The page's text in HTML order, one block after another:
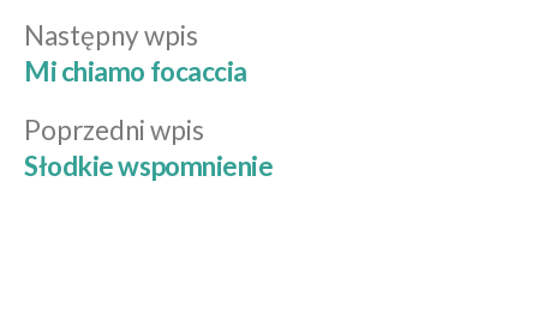
Nawigacja
Poprzedni wpis
wpis:
Słodkie wspomnienie
Następny wpis
wpis:
Mi chiamo focaccia